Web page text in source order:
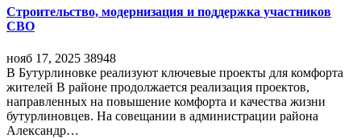
Строительство, модернизация и поддержка участников
СВО
нояб 17, 2025 38948
В Бутурлиновке реализуют ключевые проекты для комфорта
жителей В районе продолжается реализация проектов,
направленных на повышение комфорта и качества жизни
бутурлиновцев. На совещании в администрации района
Александр…